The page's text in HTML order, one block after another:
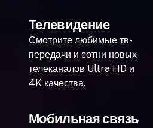
Телевидение
Смотрите любимые тв-
передачи и сотни новых
телеканалов Ultra HD и
4K качества.
Мобильная связь